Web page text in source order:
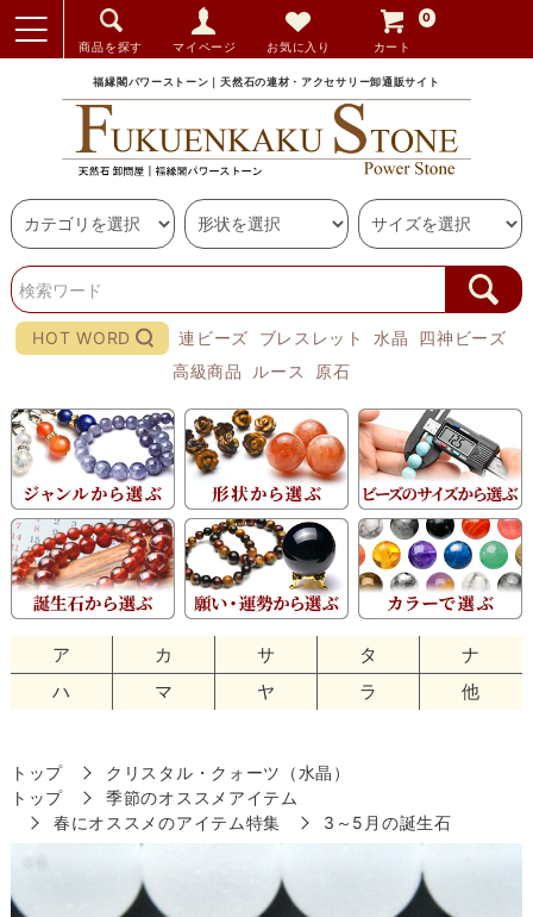
商品を探す マイページ お気に入り カート
0
福縁閣パワーストーン｜天然石の連材・アクセサリー卸通販サイト
HOT WORD 連ビーズ ブレスレット 水晶
四神ビーズ
高級商品
ルース 原石
ア カ サ タ
ナ
ハ
マ ヤ ラ 他
トップ
クリスタル・クォーツ（水晶）
トップ
季節のオススメアイテム
春にオススメのアイテム特集
3～5月の誕生石